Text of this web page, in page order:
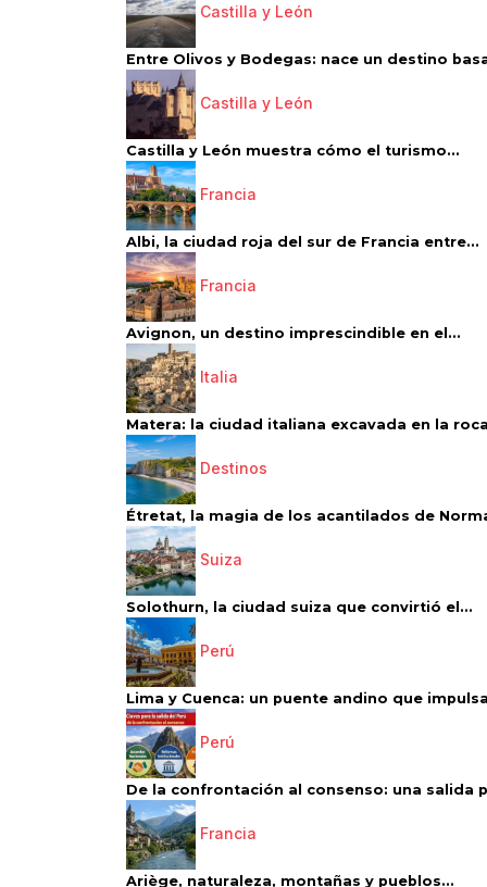
Castilla y León
Entre Olivos y Bodegas: nace un destino
Castilla y León
Castilla y León muestra cómo el turismo...
Francia
Albi, la ciudad roja del sur de Francia entre...
Francia
Avignon, un destino imprescindible en el...
Italia
Matera: la ciudad italiana excavada en la
Destinos
Étretat, la magia de los acantilados de
Suiza
Solothurn, la ciudad suiza que convirtió el...
Perú
Lima y Cuenca: un puente andino que
Perú
De la confrontación al consenso: una salida
Francia
Ariège, naturaleza, montañas y pueblos...